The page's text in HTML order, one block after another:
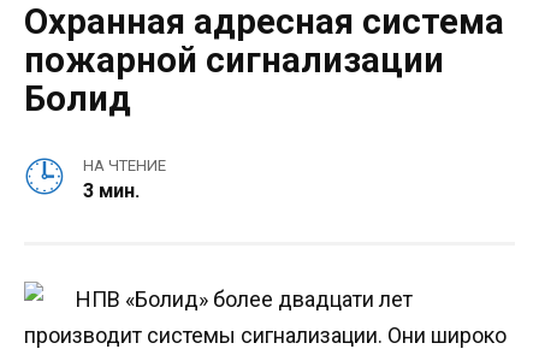
Охранная адресная система
пожарной сигнализации
Болид
НА ЧТЕНИЕ
3 мин.
НПВ «Болид» более двадцати лет
производит системы сигнализации. Они широко